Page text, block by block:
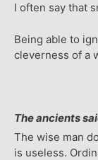
I often say that
Being able to
cleverness of a
The ancients
The wise man
is useless.